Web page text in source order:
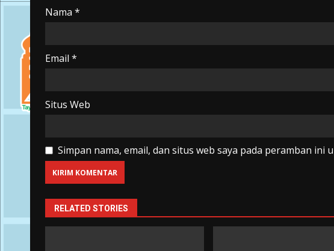
Nama *
Email *
Situs Web
Simpan nama, email, dan situs web saya pada peramban ini
RELATED STORIES